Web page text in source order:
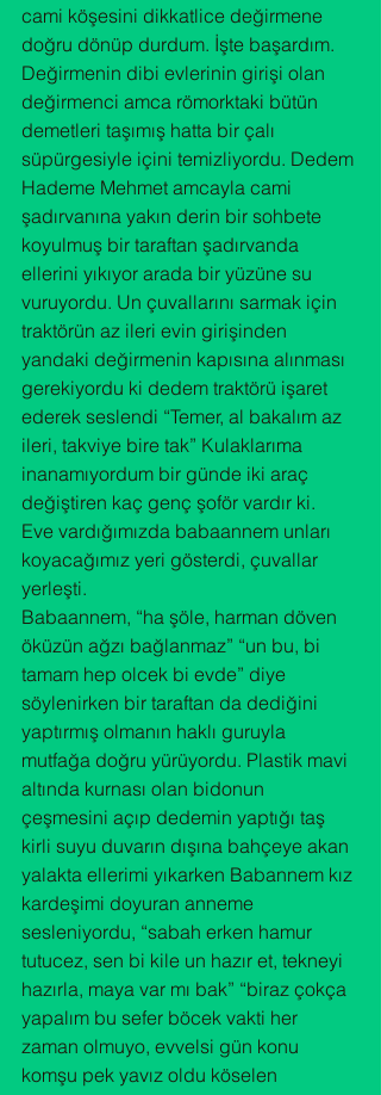
cami köşesini dikkatlice değirmene
doğru dönüp durdum. İşte başardım.
Değirmenin dibi evlerinin girişi olan
değirmenci amca römorktaki bütün
demetleri taşımış hatta bir çalı
süpürgesiyle içini temizliyordu. Dedem
Hademe Mehmet amcayla cami
şadırvanına yakın derin bir sohbete
koyulmuş bir taraftan şadırvanda
ellerini yıkıyor arada bir yüzüne su
vuruyordu. Un çuvallarını sarmak için
traktörün az ileri evin girişinden
yandaki değirmenin kapısına alınması
gerekiyordu ki dedem traktörü işaret
ederek seslendi “Temer, al bakalım az
ileri, takviye bire tak” Kulaklarıma
inanamıyordum bir günde iki araç
değiştiren kaç genç şoför vardır ki.
Eve vardığımızda babaannem unları
koyacağımız yeri gösterdi, çuvallar
yerleşti.
Babaannem, “ha şöle, harman döven
öküzün ağzı bağlanmaz” “un bu, bi
tamam hep olcek bi evde” diye
söylenirken bir taraftan da dediğini
yaptırmış olmanın haklı guruyla
mutfağa doğru yürüyordu. Plastik mavi
altında kurnası olan bidonun
çeşmesini açıp dedemin yaptığı taş
kirli suyu duvarın dışına bahçeye akan
yalakta ellerimi yıkarken Babannem kız
kardeşimi doyuran anneme
sesleniyordu, “sabah erken hamur
tutucez, sen bi kile un hazır et, tekneyi
hazırla, maya var mı bak” “biraz çokça
yapalım bu sefer böcek vakti her
zaman olmuyo, evvelsi gün konu
komşu pek yavız oldu köselen